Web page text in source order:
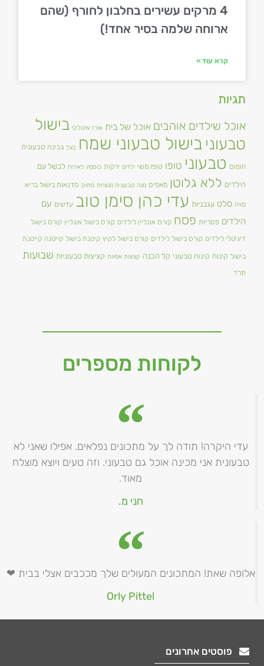
4 מרקים עשירים בחלבון לחורף (שהם
ארוחה שלמה בסיר אחד!)
קרא עוד »
תגיות
אוכל שילדים אוהבים אוכל של בית אורז איטלקי בישול
טבעוני בישול טבעוני שמח בצל גבינה טבעונית
חומוס טבעוני טופו טופו משי ילדים ירקות כוסמין לאירוח לבשל עם
הילדים ללא גלוטן מאפים מנה טבעונית מנצחת מתוק סדנאות בישול בריא
סויה סלט עגבניות עדי כהן סימן טוב עדשים עם
הילדים פטריות פסח קורס אונליין לילדים קורס בישול אונליין קורס בישול
דיגיטלי לילדים קורס בישול לילדים קורס בישול לקיץ קיטנת בישול קייטנה קייטנת
בישול קינוח קינוח טבעוני קל הכנה קציצות אפויות קציצות טבעוניות שבועות
תרד
לקוחות מספרים
עדי היקרה! תודה לך על מתכונים נפלאים. אפילו שאני לא
טבעונית אני מכינה אוכל גם טבעוני. וזה טעים ויוצא מוצלח
מאוד.
חני מ.
אלופה שאת! המתכונים המעולים שלך מככבים אצלי בבית ❤
Orly Pittel
פוסטים אחרונים